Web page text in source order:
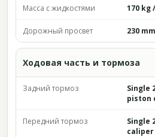
Масса с жидкостями 170 kg
Дорожный просвет 230
Ходовая часть и тормоза
Задний тормоз
Single
piston
Передний тормоз
Single
caliper